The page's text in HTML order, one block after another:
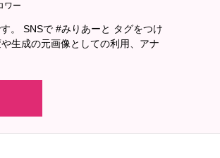
ワー
SNSで #みりあーと タグをつけ
生成の元画像としての利用、アナ